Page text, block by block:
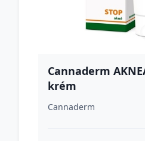
Cannaderm
krém
Cannaderm